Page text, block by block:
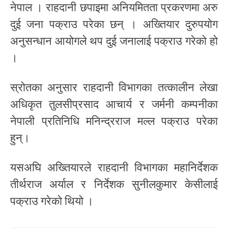
नेपाल । राहदानी छपाइमा अनियमितता प्रकरणमा अरु
दुई जना पक्राउ परेका छन् । अख्तियार दुरुपयोग
अनुसन्धान आयोगले थप दुई जनालाई पक्राउ गरेको हो
।
स्रोतका अनुसार राहदानी विभागका तत्कालीन लेखा
अधिकृत तुलसीप्रसाद आचार्य र जर्मनी कम्पनीका
नेपाली प्रतिनिधि मनिन्द्रराज मल्ल पक्राउ परेका
हुन्।
यसअघि अख्तियारले राहदानी विभागका महानिर्देशक
तीर्थराज अर्याल र निर्देशक सुनीलकुमार केसीलाई
पक्राउ गरेको थियो ।